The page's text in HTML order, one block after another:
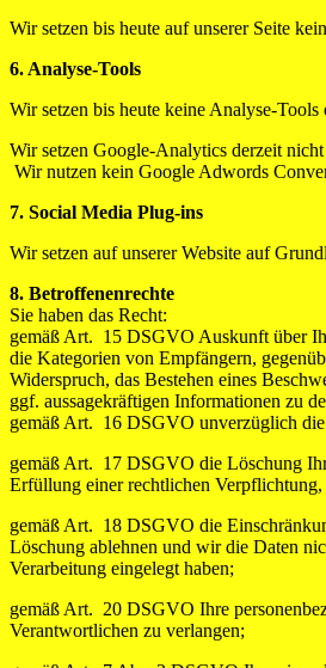
Wir setzen bis heute auf unserer Seite
6. Analyse-Tools
Wir setzen bis heute keine Analyse-Tools
Wir setzen Google-Analytics derzeit nicht
Wir nutzen kein Google Adwords
7. Social Media Plug-ins
Wir setzen auf unserer Website auf
8. Betroffenenrechte
Sie haben das Recht:
gemäß Art. 15 DSGVO Auskunft über
die Kategorien von Empfängern,
Widerspruch, das Bestehen eines
ggf. aussagekräftigen Informationen zu
gemäß Art. 16 DSGVO unverzüglich die
gemäß Art. 17 DSGVO die Löschung
Erfüllung einer rechtlichen Verpflichtung,
gemäß Art. 18 DSGVO die
Löschung ablehnen und wir die Daten
Verarbeitung eingelegt haben;
gemäß Art. 20 DSGVO Ihre
Verantwortlichen zu verlangen;